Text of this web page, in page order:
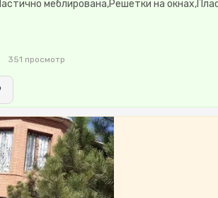
меблирована,Решетки на
351 просмотр